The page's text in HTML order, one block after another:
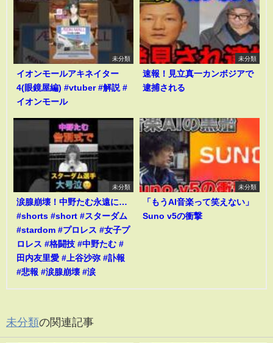
未分類
イオンモールアキネイター
4(眼鏡屋編) #vtuber #解説 #
イオンモール
未分類
速報！見立真一カンボジアで
逮捕される
未分類
涙腺崩壊！中野たむ永遠に…
#shorts #short #スターダム
#stardom #プロレス #女子プ
ロレス #格闘技 #中野たむ #
田内友里愛 #上谷沙弥 #訃報
#悲報 #涙腺崩壊 #涙
未分類
「もうAI音楽って笑えない」
Suno v5の衝撃
未分類の関連記事